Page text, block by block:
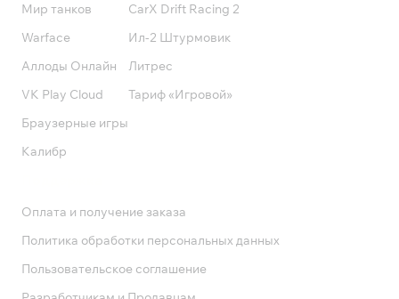
Мир танков
Warface
Аллоды Онлайн
VK Play Cloud
Браузерные игры
Калибр
CarX Drift Racing 2
Ил-2 Штурмовик
Литрес
Тариф «Игровой»
Оплата и получение заказа
Политика обработки персональных данных
Пользовательское соглашение